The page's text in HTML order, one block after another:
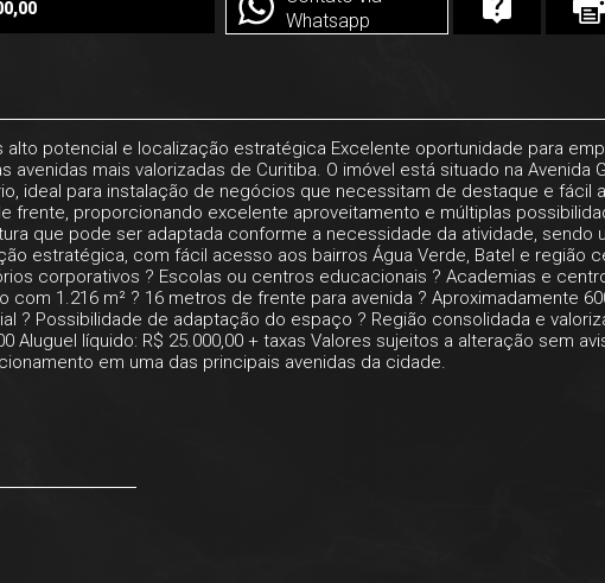
Whatsapp
alto potencial e localização estratégica Excelente oportunidade para
mais valorizadas de Curitiba. O imóvel está situado na Avenida
ideal para instalação de negócios que necessitam de destaque e fácil
frente, proporcionando excelente aproveitamento e múltiplas
que pode ser adaptada conforme a necessidade da atividade, sendo
estratégica, com fácil acesso aos bairros Água Verde, Batel e região
corporativos ? Escolas ou centros educacionais ? Academias e
1.216 m² ? 16 metros de frente para avenida ? Aproximadamente
? Possibilidade de adaptação do espaço ? Região consolidada e
Aluguel líquido: R$ 25.000,00 + taxas Valores sujeitos a alteração sem
em uma das principais avenidas da cidade.